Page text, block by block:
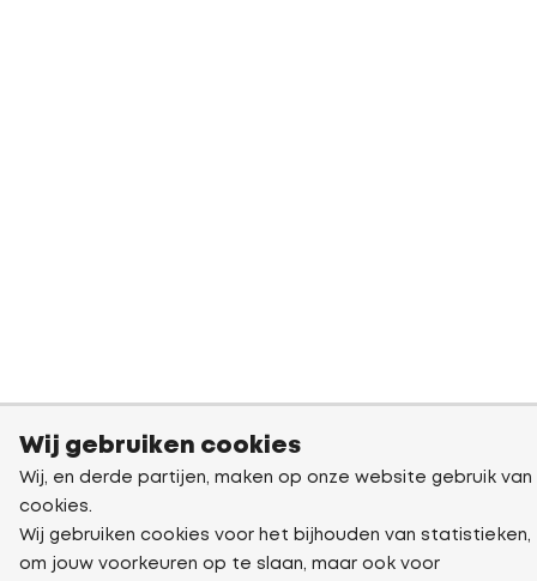
Wij gebruiken cookies
Wij, en derde partijen, maken op onze website gebruik van
cookies.
Wij gebruiken cookies voor het bijhouden van statistieken,
om jouw voorkeuren op te slaan, maar ook voor